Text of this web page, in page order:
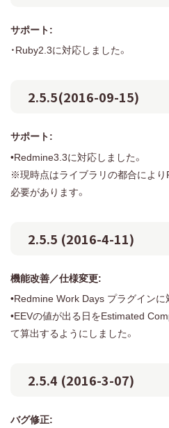
サポート:
・Ruby2.3に対応しました。
2.5.5(2016-09-15)
サポート:
•Redmine3.3に対応しました。
※現時点はライブラリの都合によ
必要があります。
2.5.5 (2016-4-11)
機能改善／仕様変更:
•Redmine Work Days プラグインに
•EEVの値が出る日をEstimated
て算出するようにしました。
2.5.4 (2016-3-07)
バグ修正: